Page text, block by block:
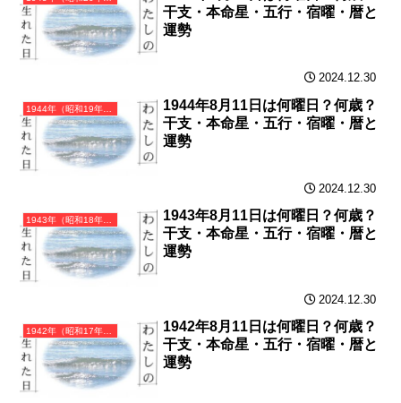
干支・本命星・五行・宿曜・暦と
運勢
2024.12.30
1944年（昭和19年）甲申（きのえさる）・申年（さる年）カレンダー（月曜はじまり）
1944年8月11日は何曜日？何歳？
干支・本命星・五行・宿曜・暦と
運勢
2024.12.30
1943年（昭和18年）癸未（みずのとひつじ）・未年（ひつじ年）カレンダー（月曜はじまり）
1943年8月11日は何曜日？何歳？
干支・本命星・五行・宿曜・暦と
運勢
2024.12.30
1942年（昭和17年）壬午（みずのえうま）・午年（うま年）カレンダー（月曜はじまり）
1942年8月11日は何曜日？何歳？
干支・本命星・五行・宿曜・暦と
運勢